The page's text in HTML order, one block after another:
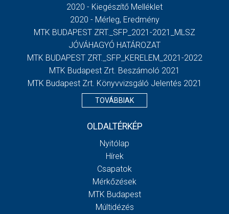
2020 - Kiegészítő Melléklet
2020 - Mérleg, Eredmény
MTK BUDAPEST ZRT._SFP_2021-2021_MLSZ
JÓVÁHAGYÓ HATÁROZAT
MTK BUDAPEST ZRT._SFP_KERELEM_2021-2022
MTK Budapest Zrt. Beszámoló 2021
MTK Budapest Zrt. Könyvvizsgáló Jelentés 2021
TOVÁBBIAK
OLDALTÉRKÉP
Nyitólap
Hírek
Csapatok
Mérkőzések
MTK Budapest
Múltidézés